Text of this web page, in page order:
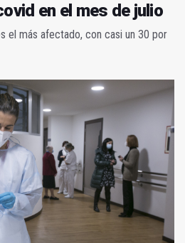
en el mes de julio
el más afectado, con casi un 30 por